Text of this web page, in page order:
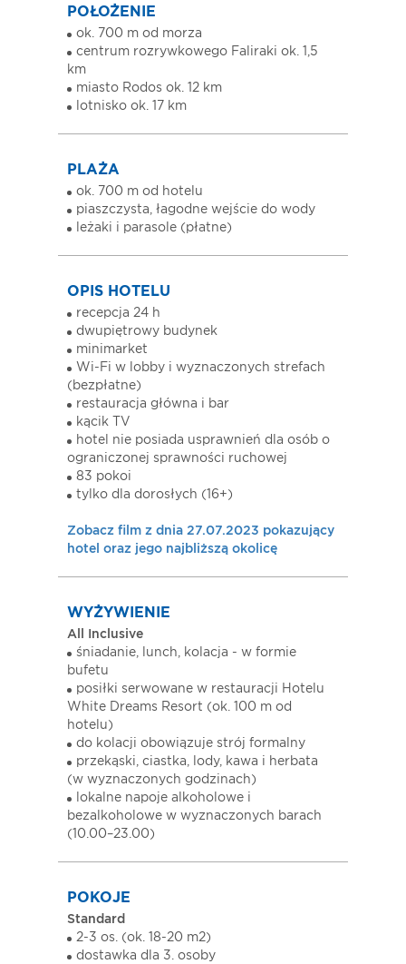
POŁOŻENIE
ok. 700 m od morza
centrum rozrywkowego Faliraki ok. 1,5
km
miasto Rodos ok. 12 km
lotnisko ok. 17 km
PLAŻA
ok. 700 m od hotelu
piaszczysta, łagodne wejście do wody
leżaki i parasole (płatne)
OPIS HOTELU
recepcja 24 h
dwupiętrowy budynek
minimarket
Wi-Fi w lobby i wyznaczonych strefach
(bezpłatne)
restauracja główna i bar
kącik TV
hotel nie posiada usprawnień dla osób o
ograniczonej sprawności ruchowej
83 pokoi
tylko dla dorosłych (16+)
Zobacz film z dnia 27.07.2023 pokazujący
hotel oraz jego najbliższą okolicę
WYŻYWIENIE
All Inclusive
śniadanie, lunch, kolacja - w formie
bufetu
posiłki serwowane w restauracji Hotelu
White Dreams Resort (ok. 100 m od
hotelu)
do kolacji obowiązuje strój formalny
przekąski, ciastka, lody, kawa i herbata
(w wyznaczonych godzinach)
lokalne napoje alkoholowe i
bezalkoholowe w wyznaczonych barach
(10.00–23.00)
POKOJE
Standard
2-3 os. (ok. 18-20 m2)
dostawka dla 3. osoby